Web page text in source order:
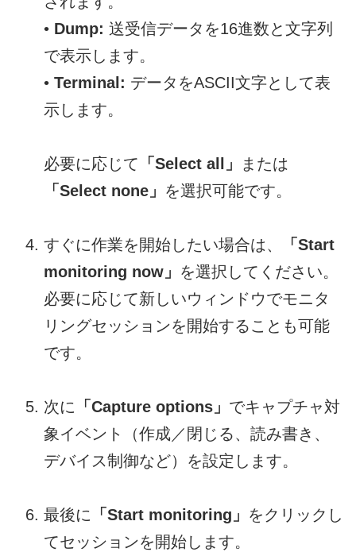
• Dump: 送受信データを16進数と文字列
で表示します。
• Terminal: データをASCII文字として表
示します。
必要に応じて 「Select all」
または
「Select none」 を選択可能です。
すぐに作業を開始したい場合は、
「Start
monitoring now」 を選択してください。
必要に応じて新しいウィンドウでモニタ
リングセッションを開始することも可能
です。
次に 「Capture options」 でキャプチャ対
象イベント（作成／閉じる、読み書き、
デバイス制御など）を設定します。
最後に 「Start monitoring」 をクリックし
てセッションを開始します。